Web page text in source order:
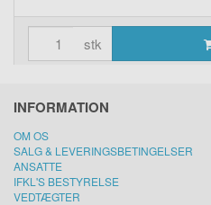
stk
INFORMATION
OM OS
SALG & LEVERINGSBETINGELSER
ANSATTE
IFKL'S BESTYRELSE
VEDTÆGTER